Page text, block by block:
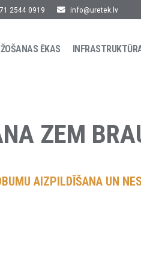
2544 0919 info@uretek.lv
ĒKAS
ZEM
AIZPILDĪŠANA UN